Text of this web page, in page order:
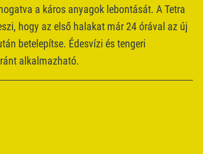
a káros anyagok lebontását. A Tetra
hogy az első halakat már 24 órával az új
betelepítse. Édesvízi és tengeri
alkalmazható.